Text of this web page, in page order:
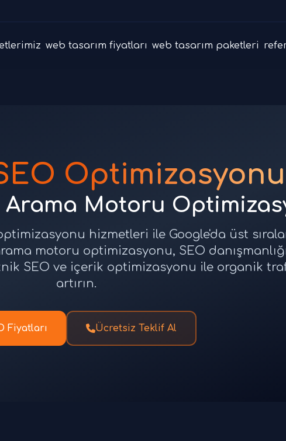
web tasarım fiyatları web tasarım paketleri
Optimizasyonu
Motoru
hizmetleri ile Google'da üst
motoru optimizasyonu, SEO
SEO ve içerik optimizasyonu ile organik
artırın.
Fiyatları Ücretsiz Teklif Al